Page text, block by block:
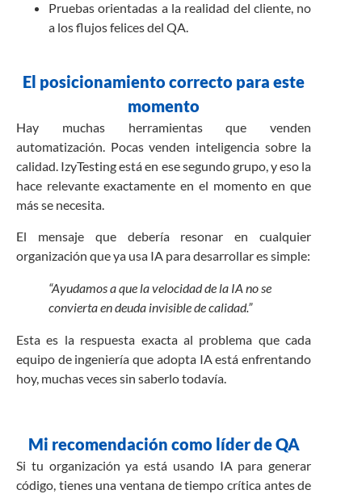
Pruebas orientadas a la realidad del cliente, no
a los flujos felices del QA.
El posicionamiento correcto para este
momento
Hay muchas herramientas que venden
automatización. Pocas venden inteligencia sobre la
calidad. IzyTesting está en ese segundo grupo, y eso la
hace relevante exactamente en el momento en que
más se necesita.
El mensaje que debería resonar en cualquier
organización que ya usa IA para desarrollar es simple:
“Ayudamos a que la velocidad de la IA no se
convierta en deuda invisible de calidad.”
Esta es la respuesta exacta al problema que cada
equipo de ingeniería que adopta IA está enfrentando
hoy, muchas veces sin saberlo todavía.
Mi recomendación como líder de QA
Si tu organización ya está usando IA para generar
código, tienes una ventana de tiempo crítica antes de